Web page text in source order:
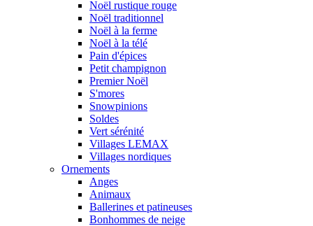
Noël rustique rouge
Noël traditionnel
Noël à la ferme
Noël à la télé
Pain d'épices
Petit champignon
Premier Noël
S'mores
Snowpinions
Soldes
Vert sérénité
Villages LEMAX
Villages nordiques
Ornements
Anges
Animaux
Ballerines et patineuses
Bonhommes de neige